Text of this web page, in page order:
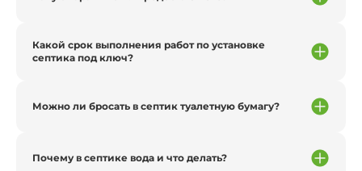
Какой срок выполнения работ по установке
септика под ключ?
Можно ли бросать в септик туалетную бумагу?
Почему в септике вода и что делать?